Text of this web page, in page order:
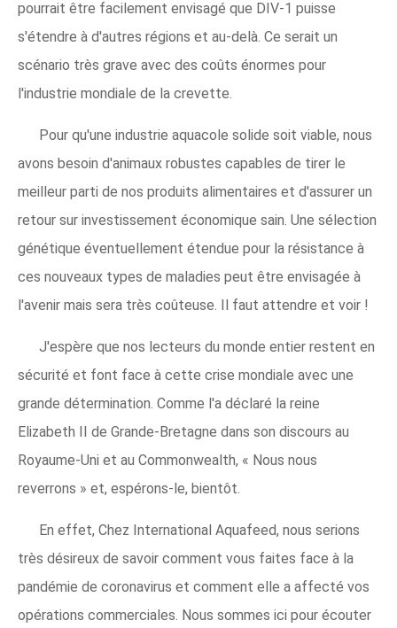
pourrait être facilement envisagé que DIV-1 puisse
s'étendre à d'autres régions et au-delà. Ce serait un
scénario très grave avec des coûts énormes pour
l'industrie mondiale de la crevette.
Pour qu'une industrie aquacole solide soit viable, nous
avons besoin d'animaux robustes capables de tirer le
meilleur parti de nos produits alimentaires et d'assurer un
retour sur investissement économique sain. Une sélection
génétique éventuellement étendue pour la résistance à
ces nouveaux types de maladies peut être envisagée à
l'avenir mais sera très coûteuse. Il faut attendre et voir !
J'espère que nos lecteurs du monde entier restent en
sécurité et font face à cette crise mondiale avec une
grande détermination. Comme l'a déclaré la reine
Elizabeth II de Grande-Bretagne dans son discours au
Royaume-Uni et au Commonwealth, « Nous nous
reverrons » et, espérons-le, bientôt.
En effet, Chez International Aquafeed, nous serions
très désireux de savoir comment vous faites face à la
pandémie de coronavirus et comment elle a affecté vos
opérations commerciales. Nous sommes ici pour écouter